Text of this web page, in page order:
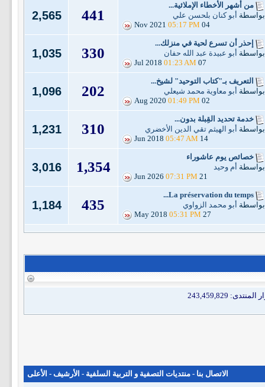
من أشهر الأخطاء الإملائية...
بواسطة أبو كنان بلحسن علي
04 Nov 2021
05:17 PM
441
2,565
إحذر أن تسرع لحية في منزلك...
بواسطة أبو عبيدة عبد الله حفان
07 Jul 2018
01:23 AM
330
1,035
التعريف بـ"كتاب التوحيد" لشيخ...
بواسطة أبو معاوية محمد شيعلي
02 Aug 2020
01:49 PM
202
1,096
خدمة تحديد القِبلة بدون...
بواسطة أبو الهيثم تقي الدين الأخضري
14 Jun 2018
05:47 AM
310
1,231
خصائص يوم عاشوراء
بواسطة أم وحيد
21 Jun 2026
07:31 PM
1,354
3,016
La préservation du temps...
بواسطة أبو محمد الزواوي
27 May 2018
05:31 PM
435
1,184
الاتصال بنا - منتديات التصفية و التربية السلفية - الأرشيف - الأعلى